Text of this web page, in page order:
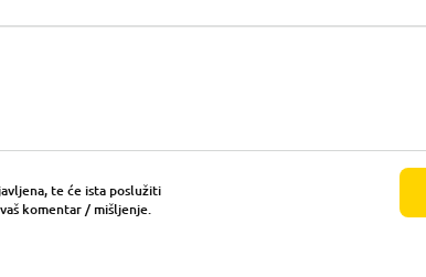
te će ista poslužiti
komentar / mišljenje.